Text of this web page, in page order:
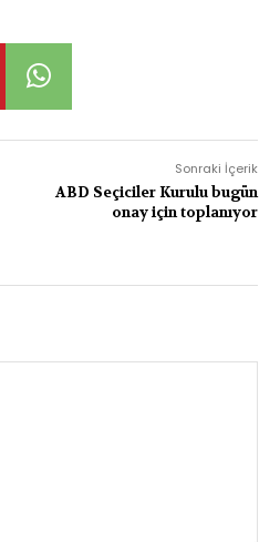
Sonraki İçerik
ABD Seçiciler Kurulu bugün
onay için toplanıyor